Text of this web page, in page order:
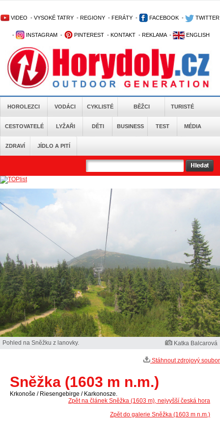
VIDEO - VYSOKÉ TATRY - REGIONY - FERÁTY - FACEBOOK - TWITTER
- INSTAGRAM - PINTEREST - KONTAKT - REKLAMA - ENGLISH
HOROLEZCI VODÁCI CYKLISTÉ BĚŽCI TURISTÉ
CESTOVATELÉ LYŽAŘI DĚTI BUSINESS TEST MÉDIA
ZDRAVÍ JÍDLO A PITÍ
Pohled na Sněžku z lanovky. Katka Balcarová
Stáhnout zdrojový soubor
Sněžka (1603 m n.m.)
Krkonoše / Riesengebirge / Karkonosze.
Zpět na článek Sněžka (1603 m), nejvyšší česká hora
Zpět do galerie Sněžka (1603 m n.m.)